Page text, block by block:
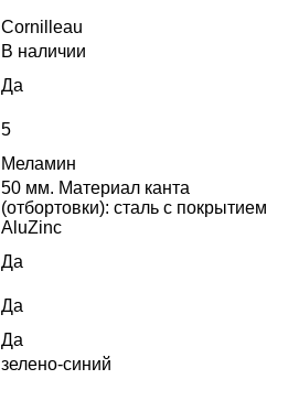
Cornilleau
В наличии
Да
5
Меламин
50 мм. Материал канта
(отбортовки): сталь с покрытием
AluZinc
Да
Да
Да
зелено-синий